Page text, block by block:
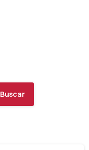
Buscar